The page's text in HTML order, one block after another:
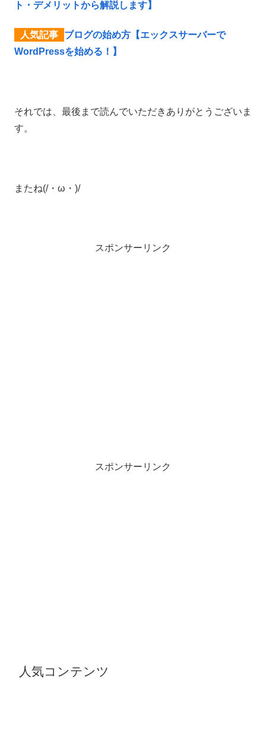
ト・デメリットから解説します】
ブログの始め方【エックスサーバーで
WordPressを始める！】
それでは、最後まで読んでいただきありがとうございま
す。
またね(/・ω・)/
スポンサーリンク
スポンサーリンク
人気コンテンツ